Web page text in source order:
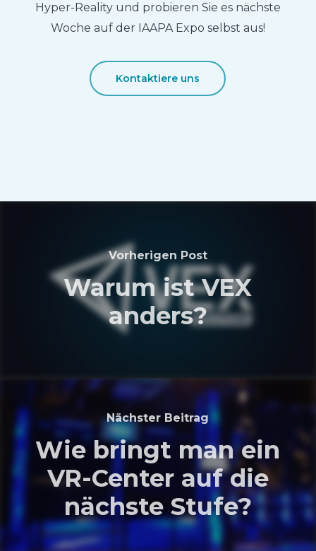
Hyper-Reality und probieren Sie es nächste
Woche auf der IAAPA Expo selbst aus!
Kontaktiere uns
Vorherigen Post
Warum ist VEX
anders?
Nächster Beitrag
Wie bringt man ein
VR-Center auf die
nächste Stufe?